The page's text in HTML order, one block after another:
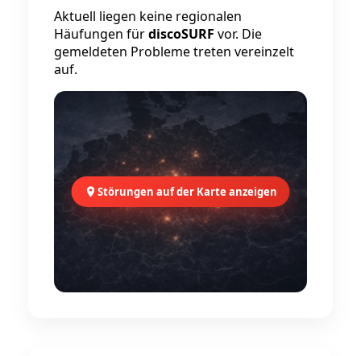
Aktuell liegen keine regionalen
Häufungen fürdiscoSURF vor. Die
gemeldeten Probleme treten vereinzelt
auf.
Störungen auf der Karte anzeigen